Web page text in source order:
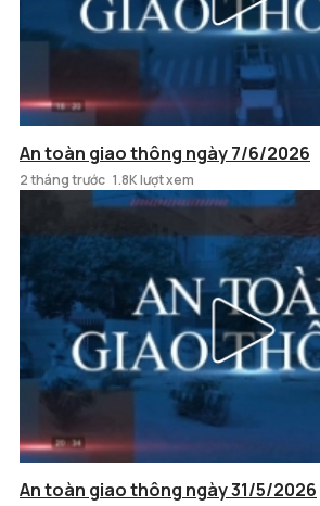
An toàn giao thông ngày 7/6/2026
2 tháng trước 1.8K lượt xem
An toàn giao thông ngày 31/5/2026